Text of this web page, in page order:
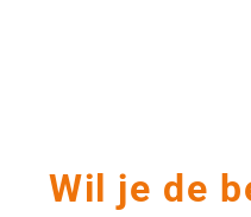
Wil je de